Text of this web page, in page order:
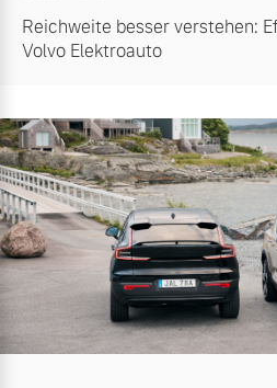
Reichweite besser verstehen:
Volvo Elektroauto